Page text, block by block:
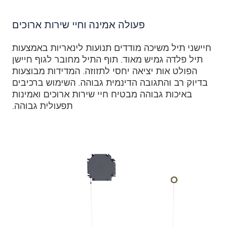
פעולה אמינה וחיי שירות ארוכים
חיישני תיל משיכה מודדים תנועות לינאריות באמצעות
תיל פלדה גמיש מאוד. תוף התיל מחובר לגוף חיישן
הפולט אות יציאה יחסי לתזוזה. המדידות מבוצעות
בדיוק רב והתגובה הדינמית גבוהה. השימוש ברכיבים
באיכות גבוהה מבטיח חיי שירות ארוכים ואמינות
תפעולית גבוהה.